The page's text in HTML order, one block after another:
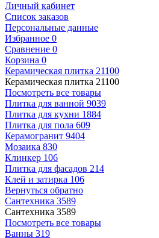
Личный кабинет
Список заказов
Персональные данные
Избранное 0
Сравнение 0
Корзина 0
Керамическая плитка 21100
Керамическая плитка 21100
Посмотреть все товары
Плитка для ванной 9039
Плитка для кухни 1884
Плитка для пола 609
Керамогранит 9404
Мозаика 830
Клинкер 106
Плитка для фасадов 214
Клей и затирка 106
Вернуться обратно
Сантехника 3589
Сантехника 3589
Посмотреть все товары
Ванны 319